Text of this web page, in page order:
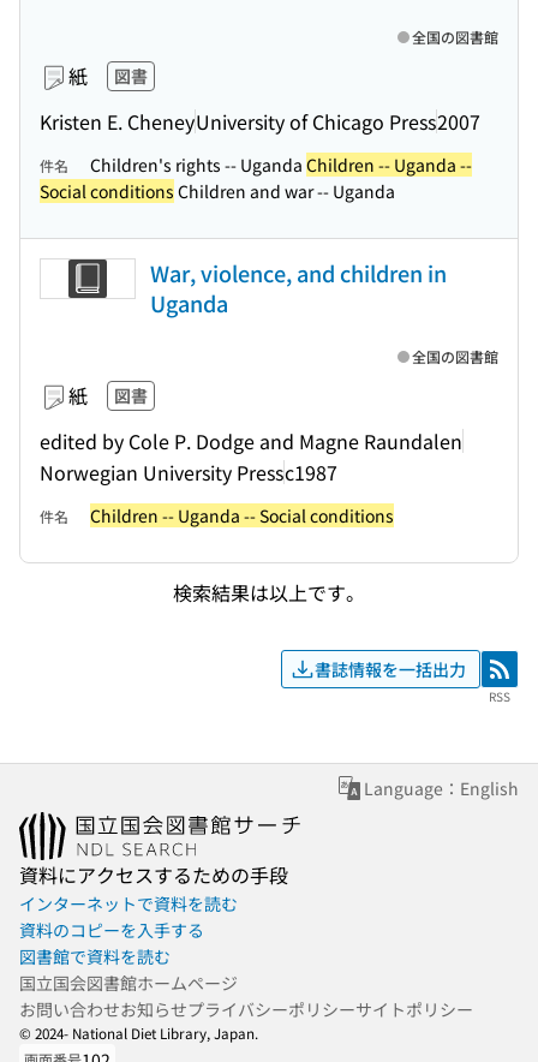
紙 図書
Kristen E. CheneyUniversity of Chicago Press2007
全国の図書館
件名 Children's rights -- Uganda Children -- Uganda --
Social conditions Children and war -- Uganda
War, violence, and children in
Uganda
紙 図書
edited by Cole P. Dodge and Magne Raundalen
Norwegian University Pressc1987
全国の図書館
件名 Children -- Uganda -- Social conditions
検索結果は以上です。
書誌情報を一括出力 RSS
RSS
Language：English
資料にアクセスするための手段
インターネットで資料を読む
資料のコピーを入手する
図書館で資料を読む
国立国会図書館ホームページ
お問い合わせお知らせプライバシーポリシーサイトポリシー
© 2024- National Diet Library, Japan.